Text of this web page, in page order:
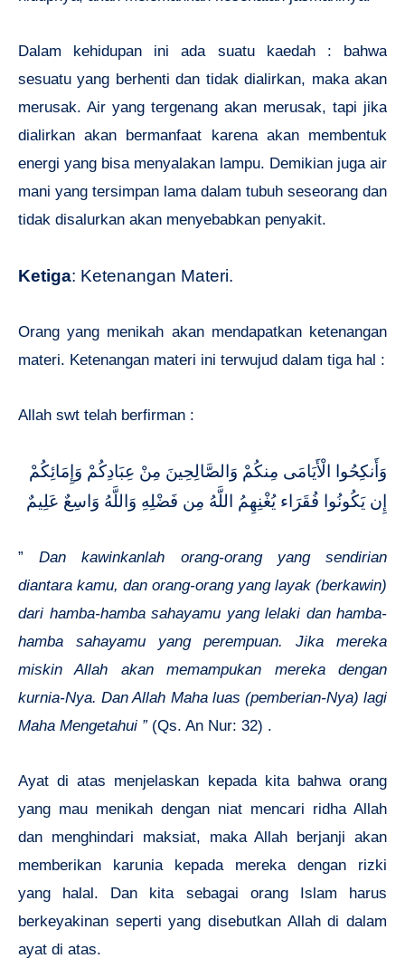
Dalam kehidupan ini ada suatu kaedah : bahwa
sesuatu yang berhenti dan tidak dialirkan, maka akan
merusak. Air yang tergenang akan merusak, tapi jika
dialirkan akan bermanfaat karena akan membentuk
energi yang bisa menyalakan lampu. Demikian juga air
mani yang tersimpan lama dalam tubuh seseorang dan
tidak disalurkan akan menyebabkan penyakit.
Ketiga: Ketenangan Materi.
Orang yang menikah akan mendapatkan ketenangan
materi. Ketenangan materi ini terwujud dalam tiga hal :
Allah swt telah berfirman :
وَأَنكِحُوا الْأَيَامَى مِنكُمْ وَالصَّالِحِينَ مِنْ عِبَادِكُمْ وَإِمَائِكُمْ
إِن يَكُونُوا فُقَرَاء يُغْنِهِمُ اللَّهُ مِن فَضْلِهِ وَاللَّهُ وَاسِعٌ عَلِيمٌ
” Dan kawinkanlah orang-orang yang sendirian
diantara kamu, dan orang-orang yang layak (berkawin)
dari hamba-hamba sahayamu yang lelaki dan hamba-
hamba sahayamu yang perempuan. Jika mereka
miskin Allah akan memampukan mereka dengan
kurnia-Nya. Dan Allah Maha luas (pemberian-Nya) lagi
Maha Mengetahui ” (Qs. An Nur: 32) .
Ayat di atas menjelaskan kepada kita bahwa orang
yang mau menikah dengan niat mencari ridha Allah
dan menghindari maksiat, maka Allah berjanji akan
memberikan karunia kepada mereka dengan rizki
yang halal. Dan kita sebagai orang Islam harus
berkeyakinan seperti yang disebutkan Allah di dalam
ayat di atas.